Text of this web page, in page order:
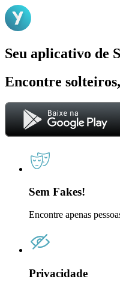
Seu aplicativo de
Encontre
Sem Fakes!
Encontre apenas
Privacidade